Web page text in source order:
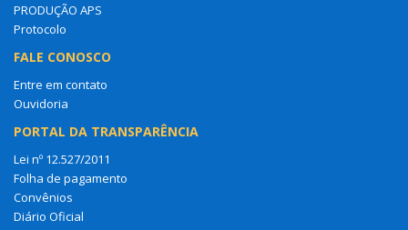
PRODUÇÃO APS
Protocolo
FALE CONOSCO
Entre em contato
Ouvidoria
PORTAL DA TRANSPARÊNCIA
Lei nº 12.527/2011
Folha de pagamento
Convênios
Diário Oficial